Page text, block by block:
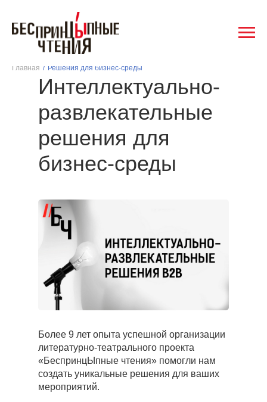
Главная / Решения для бизнес-среды
Интеллектуально-
развлекательные
решения для
бизнес-среды
Более 9 лет опыта успешной организации
литературно-театрального проекта
«БеспринцЫпные чтения» помогли нам
создать уникальные решения для ваших
мероприятий.